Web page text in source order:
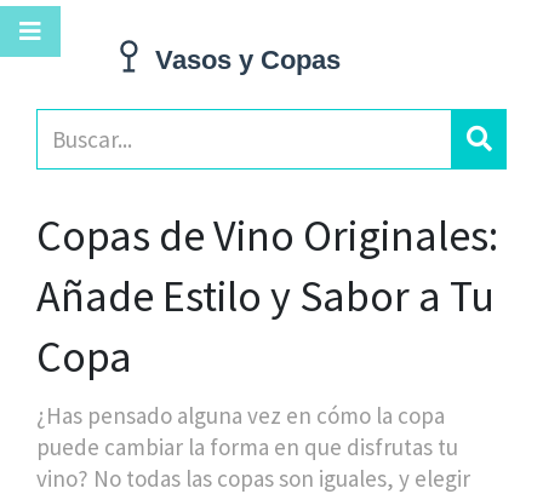
Copas de Vino Originales:
Añade Estilo y Sabor a Tu
Copa
¿Has pensado alguna vez en cómo la copa
puede cambiar la forma en que disfrutas tu
vino? No todas las copas son iguales, y elegir